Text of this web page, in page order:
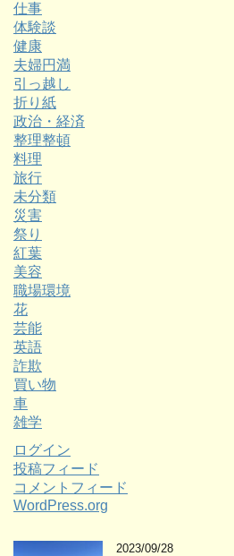
仕事
体験談
健康
夫婦円満
引っ越し
折り紙
政治・経済
整理整頓
料理
旅行
未分類
災害
祭り
紅葉
美容
職場環境
花
芸能
英語
詐欺
買い物
車
雑学
ログイン
投稿フィード
コメントフィード
WordPress.org
2023/09/28